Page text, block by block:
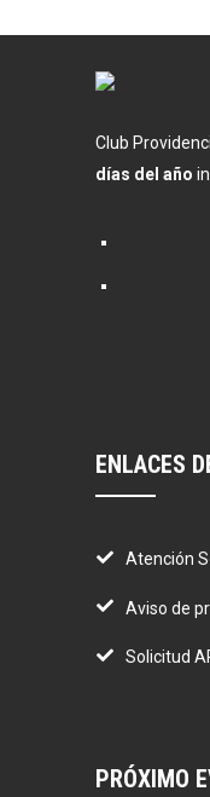
Club
días del año
ENLACES
Atención
Aviso de
Solicitud
PRÓXIMO